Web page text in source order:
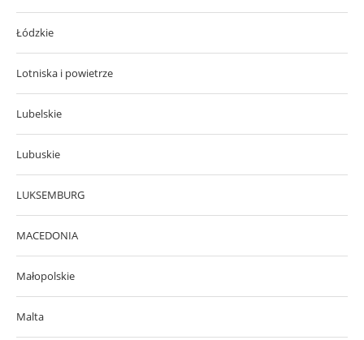
Łódzkie
Lotniska i powietrze
Lubelskie
Lubuskie
LUKSEMBURG
MACEDONIA
Małopolskie
Malta